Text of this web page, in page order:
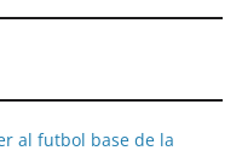
al futbol base de la